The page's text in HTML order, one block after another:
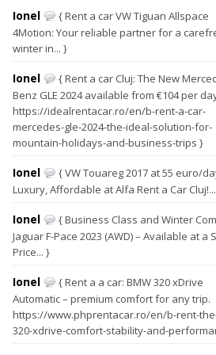
Ionel
{ Rent a car VW Tiguan Allspace
4Motion: Your reliable partner for a
winter in... }
Ionel
{ Rent a car Cluj: The New
Benz GLE 2024 available from €104 per
https://idealrentacar.ro/en/b-rent-a-car-
mercedes-gle-2024-the-ideal-solution-for-
mountain-holidays-and-business-trips }
Ionel
{ VW Touareg 2017 at 55 euro/
Luxury, Affordable at Alfa Rent a Car
Ionel
{ Business Class and Winter
Jaguar F-Pace 2023 (AWD) – Available at a
Price... }
Ionel
{ Rent a a car: BMW 320 xDrive
Automatic – premium comfort for any trip.
https://www.phprentacar.ro/en/b-rent-
320-xdrive-comfort-stability-and-